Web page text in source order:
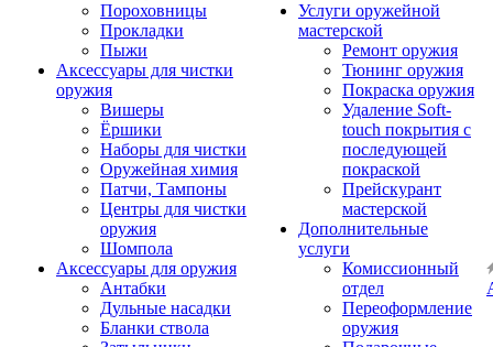
Пороховницы
Прокладки
Пыжи
Аксессуары для чистки
оружия
Вишеры
Ёршики
Наборы для чистки
Оружейная химия
Патчи, Тампоны
Центры для чистки
оружия
Шомпола
Аксессуары для оружия
Антабки
Дульные насадки
Бланки ствола
Услуги оружейной
мастерской
Ремонт оружия
Тюнинг оружия
Покраска оружия
Удаление Soft-
touch покрытия с
последующей
покраской
Прейскурант
мастерской
Дополнительные
услуги
Комиссионный
отдел
Переоформление
оружия